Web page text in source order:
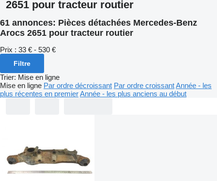
2651 pour tracteur routier
61 annonces: Pièces détachées Mercedes-Benz
Arocs 2651 pour tracteur routier
Prix : 33 € - 530 €
Filtre
Trier: Mise en ligne
Mise en ligne Par ordre décroissant Par ordre croissantAnnée - les
plus récentes en premierAnnée - les plus anciens au début